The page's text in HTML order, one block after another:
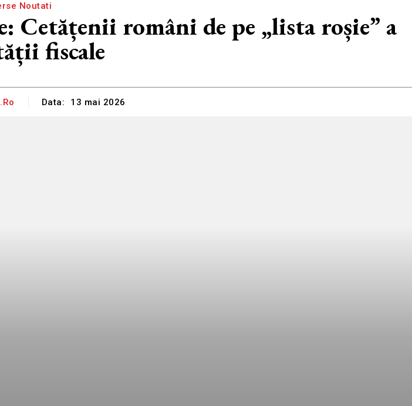
Noutati
români de pe „lista roșie” a
fiscale
Data: 13 mai 2026